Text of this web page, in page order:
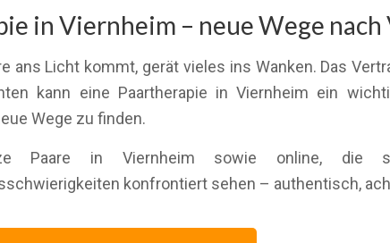
in Viernheim – neue Wege
ans Licht kommt, gerät vieles ins Wanken. Das
kann eine Paartherapie in Viernheim ein
Wege zu finden.
Paare in Viernheim sowie online, die
konfrontiert sehen – authentisch,